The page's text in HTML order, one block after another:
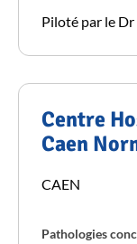
Piloté par le
Centre
Caen
CAEN
Pathologies